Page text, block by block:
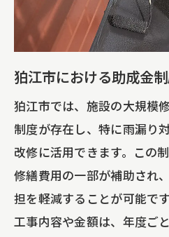
り修理
助成金を活用した
雨漏りが及ぼす建
重要性
雨漏り修理におけ
専門家の意見を取
施設運営者必見！大
える助成金の申請手順
助成金申請の必要
狛江市における助成金
狛江市では、施設の大規模
制度が存在し、特に雨漏り
改修に活用できます。この
修繕費用の一部が補助され
担を軽減することが可能で
工事内容や金額は、年度ご